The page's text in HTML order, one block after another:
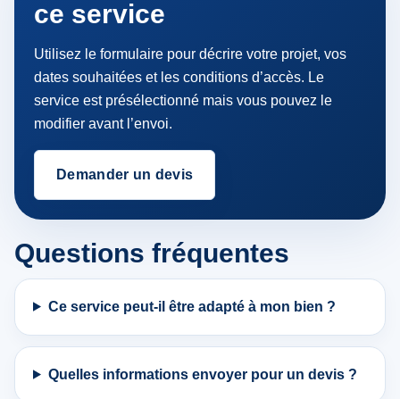
ce service
Utilisez le formulaire pour décrire votre projet, vos
dates souhaitées et les conditions d’accès. Le
service est présélectionné mais vous pouvez le
modifier avant l’envoi.
Demander un devis
Questions fréquentes
Ce service peut-il être adapté à mon bien ?
Quelles informations envoyer pour un devis ?